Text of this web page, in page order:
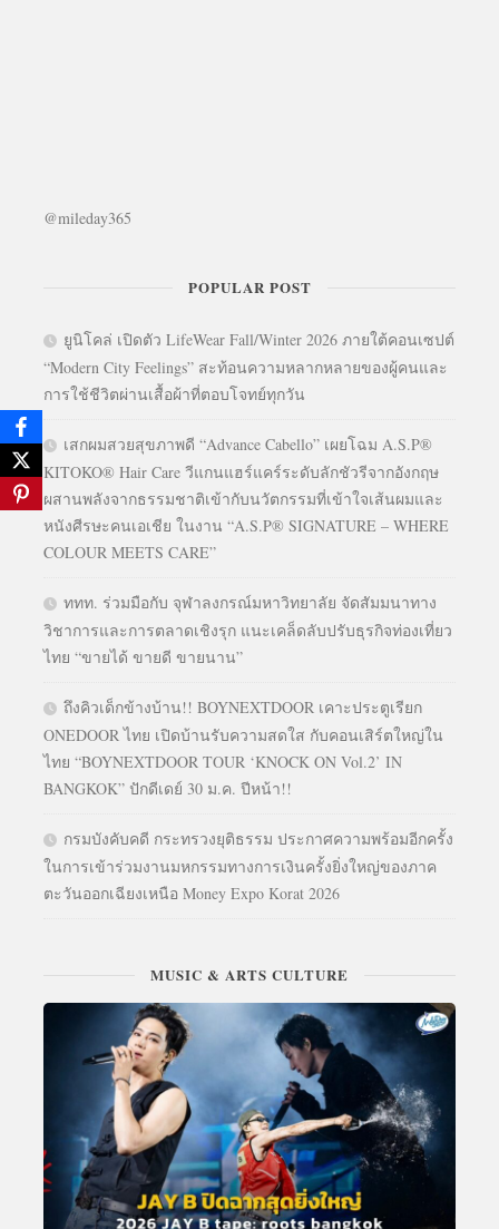
@mileday365
POPULAR POST
ยูนิโคล่ เปิดตัว LifeWear Fall/Winter 2026 ภายใต้คอนเซปต์
“Modern City Feelings” สะท้อนความหลากหลายของผู้คนและ
การใช้ชีวิตผ่านเสื้อผ้าที่ตอบโจทย์ทุกวัน
เสกผมสวยสุขภาพดี “Advance Cabello” เผยโฉม A.S.P®
KITOKO® Hair Care วีแกนแฮร์แคร์ระดับลักชัวรีจากอังกฤษ
ผสานพลังจากธรรมชาติเข้ากับนวัตกรรมที่เข้าใจเส้นผมและ
หนังศีรษะคนเอเชีย ในงาน “A.S.P® SIGNATURE – WHERE
COLOUR MEETS CARE”
ททท. ร่วมมือกับ จุฬาลงกรณ์มหาวิทยาลัย จัดสัมมนาทาง
วิชาการและการตลาดเชิงรุก แนะเคล็ดลับปรับธุรกิจท่องเที่ยว
ไทย “ขายได้ ขายดี ขายนาน”
ถึงคิวเด็กข้างบ้าน!! BOYNEXTDOOR เคาะประตูเรียก
ONEDOOR ไทย เปิดบ้านรับความสดใส กับคอนเสิร์ตใหญ่ใน
ไทย “BOYNEXTDOOR TOUR ‘KNOCK ON Vol.2’ IN
BANGKOK” ปักดีเดย์ 30 ม.ค. ปีหน้า!!
กรมบังคับคดี กระทรวงยุติธรรม ประกาศความพร้อมอีกครั้ง
ในการเข้าร่วมงานมหกรรมทางการเงินครั้งยิ่งใหญ่ของภาค
ตะวันออกเฉียงเหนือ Money Expo Korat 2026
MUSIC & ARTS CULTURE